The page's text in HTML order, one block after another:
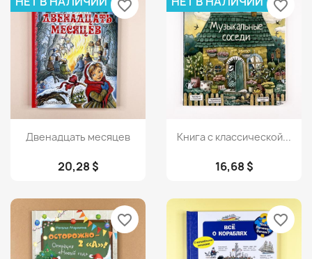
Просмотр
Двенадцать месяцев
20,28 $
favorite_border
Просмотр
Книга с классической...
16,68 $
favorite_border
favorite_border favorite_border